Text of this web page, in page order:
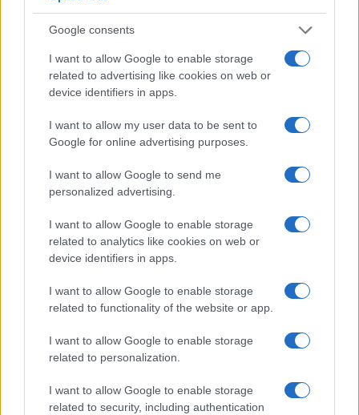
Google consents
I want to allow Google to enable storage
related to advertising like cookies on web or
device identifiers in apps.
I want to allow my user data to be sent to
Google for online advertising purposes.
I want to allow Google to send me
personalized advertising.
I want to allow Google to enable storage
related to analytics like cookies on web or
device identifiers in apps.
I want to allow Google to enable storage
related to functionality of the website or app.
I want to allow Google to enable storage
related to personalization.
I want to allow Google to enable storage
related to security, including authentication
Kategorije: Novice
Ključne besede: naravne nesreče
požar
Več iz kategorije Novice
Plohe in nevihte bodo do
V Črni na Koroškem se začenja
teden s kar 70 dogodki